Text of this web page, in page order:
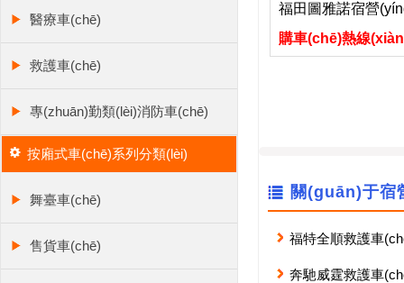
福田圖雅諾宿營
購車(chē)熱線
關(guān)于
福特全順救護車
(jià)格
奔馳威霆救護車
醫療車(chē)
救護車(chē)
專(zhuān)勤類(lèi)消防車(chē)
按廂式車(chē)系列分類(lèi)
舞臺車(chē)
售貨車(chē)